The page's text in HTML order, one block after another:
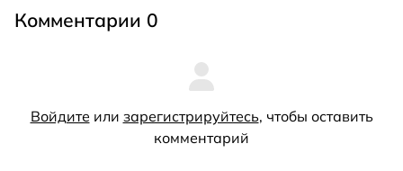
Комментарии 0
Войдите или зарегистрируйтесь, чтобы оставить
комментарий